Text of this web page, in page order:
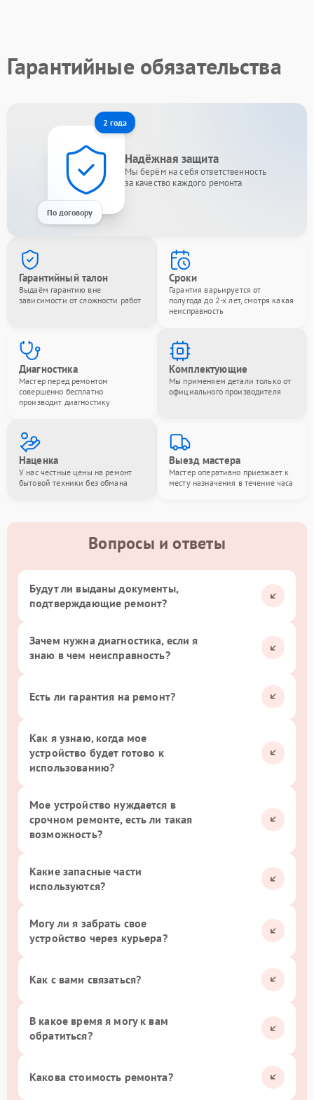
Гарантийные обязательства
2 года
По договору
Надёжная защита
Мы берём на себя ответственность
за качество каждого ремонта
Гарантийный талон
Выдаём гарантию вне
зависимости от сложности работ
Сроки
Гарантия варьируется от
полугода до 2-х лет, смотря какая
неисправность
Диагностика
Мастер перед ремонтом
совершенно бесплатно
производит диагностику
Комплектующие
Мы применяем детали только от
официального производителя
Наценка
У нас честные цены на ремонт
бытовой техники без обмана
Выезд мастера
Мастер оперативно приезжает к
месту назначения в течение часа
Вопросы и ответы
Будут ли выданы документы,
подтверждающие ремонт?
Зачем нужна диагностика, если я
знаю в чем неисправность?
Есть ли гарантия на ремонт?
Как я узнаю, когда мое
устройство будет готово к
использованию?
Мое устройство нуждается в
срочном ремонте, есть ли такая
возможность?
Какие запасные части
используются?
Могу ли я забрать свое
устройство через курьера?
Как с вами связаться?
В какое время я могу к вам
обратиться?
Какова стоимость ремонта?